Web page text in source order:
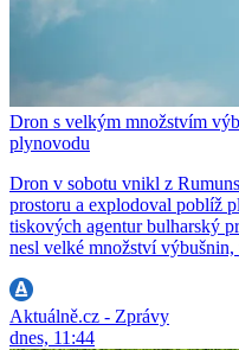
Dron s velkým množstvím
plynovodu
Dron v sobotu vnikl z
prostoru a explodoval poblíž
tiskových agentur bulharský
nesl velké množství výbušnin,
Aktuálně.cz - Zprávy
dnes, 11:44